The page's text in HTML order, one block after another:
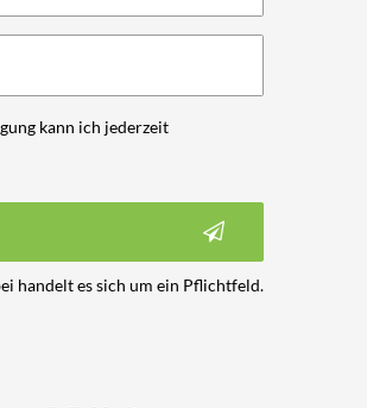
kann ich jederzeit
handelt es sich um ein Pflichtfeld.